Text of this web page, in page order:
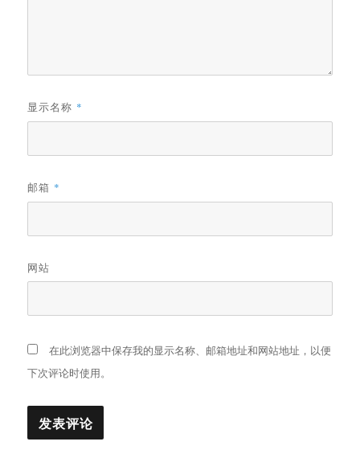
显示名称 *
邮箱 *
网站
在此浏览器中保存我的显示名称、邮箱地址和网站地址，以便
下次评论时使用。